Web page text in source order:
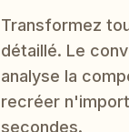
Transformez
détaillé. Le
analyse la
recréer
secondes.